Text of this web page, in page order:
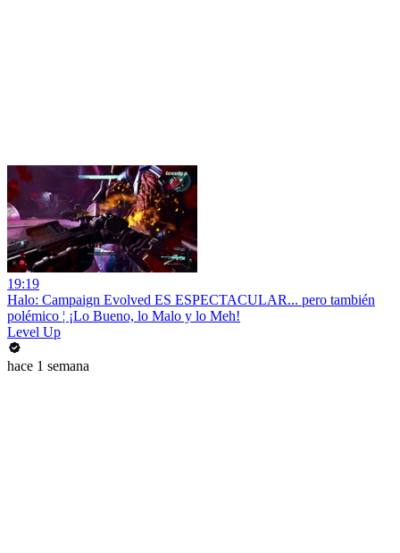
19:19
Halo: Campaign Evolved ES ESPECTACULAR... pero también
polémico ¦ ¡Lo Bueno, lo Malo y lo Meh!
Level Up
hace 1 semana